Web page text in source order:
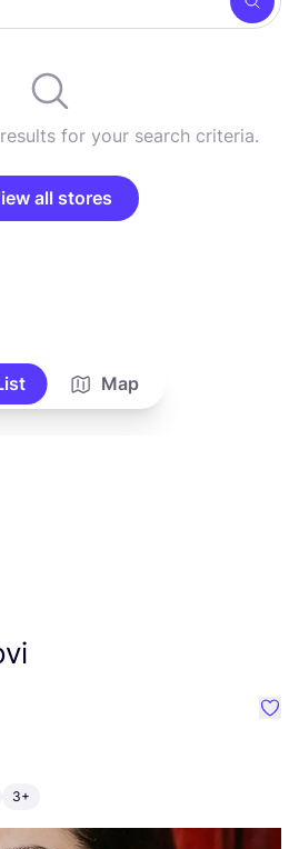
for your search criteria.
all stores
Map
3+